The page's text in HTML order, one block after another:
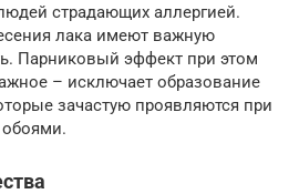
страдающих аллергией.
лака имеют важную
Парниковый эффект при этом
– исключает образование
зачастую проявляются при